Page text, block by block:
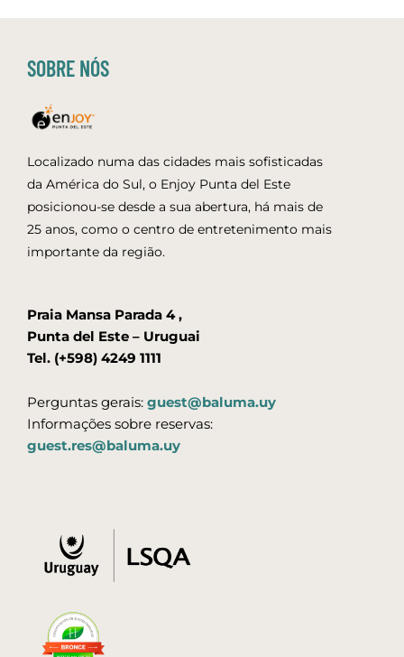
SOBRE NÓS
Localizado numa das cidades mais sofisticadas
da América do Sul, o Enjoy Punta del Este
posicionou-se desde a sua abertura, há mais de
25 anos, como o centro de entretenimento mais
importante da região.
Praia Mansa Parada 4 ,
Punta del Este – Uruguai
Tel. (+598) 4249 1111
Perguntas gerais: guest@baluma.uy
Informações sobre reservas:
guest.res@baluma.uy